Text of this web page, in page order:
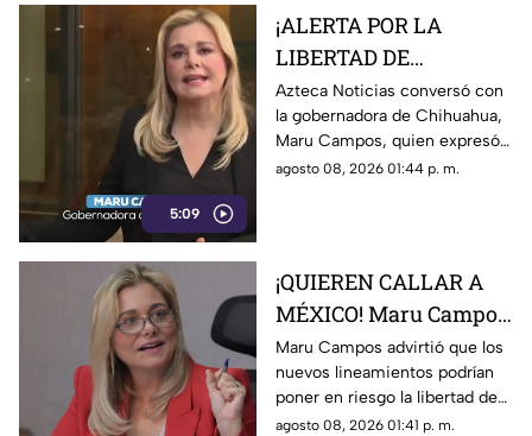
5:09
¡ALERTA POR LA
LIBERTAD DE
EXPRESIÓN! Maru
Campos advierte
posibles riesgos por
nuevos lineamientos
Azteca Noticias conversó con
la gobernadora de Chihuahua,
Maru Campos, quien expresó
su preocupación por los
agosto 08, 2026 01:44 p. m.
¡QUIEREN CALLAR A
MÉXICO! Maru Campos
alerta por nuevos
lineamientos y posible
censura
Maru Campos advirtió que los
nuevos lineamientos podrían
poner en riesgo la libertad de
expresión y abrir la puerta a
agosto 08, 2026 01:41 p. m.